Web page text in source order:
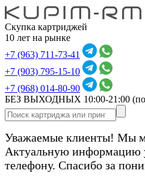
Скупка картриджей
10 лет на рынке
+7 (963) 711-73-41
+7 (903) 795-15-10
+7 (968) 014-80-90
БЕЗ ВЫХОДНЫХ 10:00-21:00
Уважаемые клиенты! Мы
Актуальную информацию
телефону. Спасибо за